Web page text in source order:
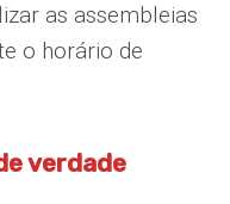
as assembleias
o horário de
verdade